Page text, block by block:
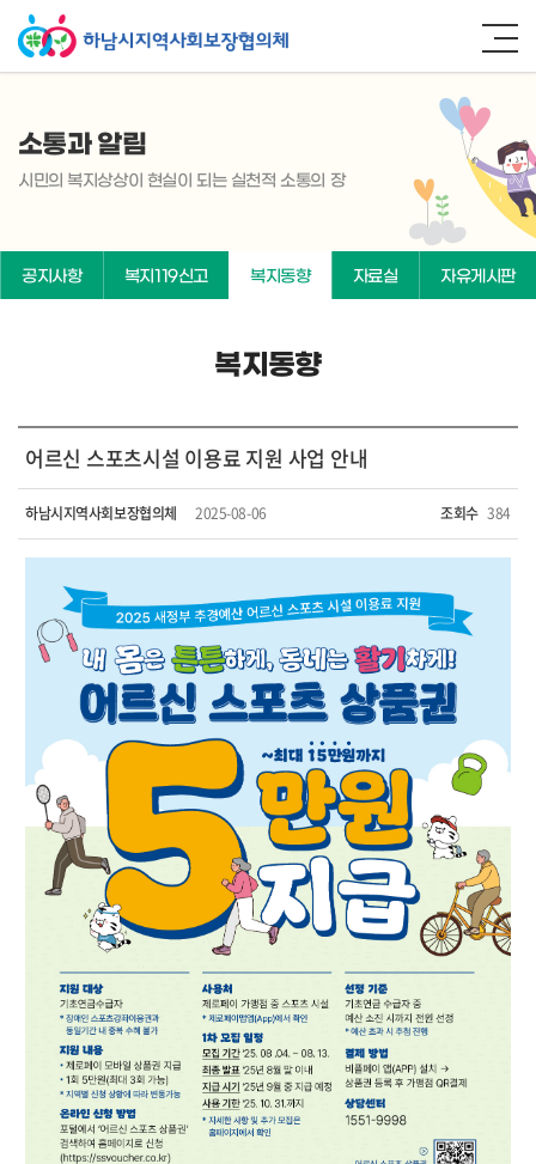
소통과 알림
시민의 복지상상이 현실이 되는 실천적 소통의 장
공지사항 복지119신고 복지동향 자료실 자유게시판
복지동향
어르신 스포츠시설 이용료 지원 사업 안내
하남시지역사회보장협의체 2025-08-06 조회수 384